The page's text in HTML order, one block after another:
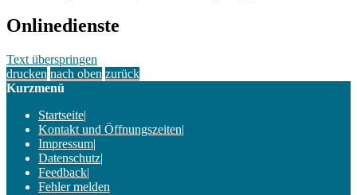
Onlinedienste
Text überspringen
drucken nach oben zurück
Kurzmenü
Startseite|
Kontakt und Öffnungszeiten|
Impressum|
Datenschutz|
Feedback|
Fehler melden